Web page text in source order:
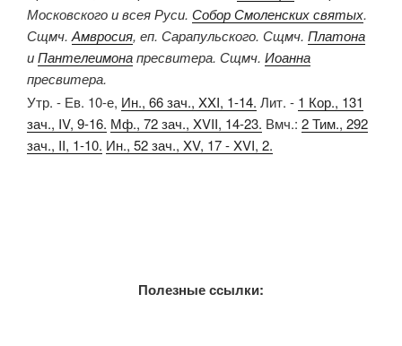
Московского и всея Руси. Собор Смоленских святых.
Сщмч. Амвросия, еп. Сарапульского. Сщмч. Платона
иПантелеимонапресвитера. Сщмч. Иоанна
пресвитера.
Утр. - Ев. 10-е, Ин., 66 зач., XXI, 1-14. Лит. - 1 Кор., 131
зач., IV, 9-16. Мф., 72 зач., XVII, 14-23. Вмч.: 2 Тим., 292
зач., II, 1-10. Ин., 52 зач., XV, 17 - XVI, 2.
Полезные ссылки: